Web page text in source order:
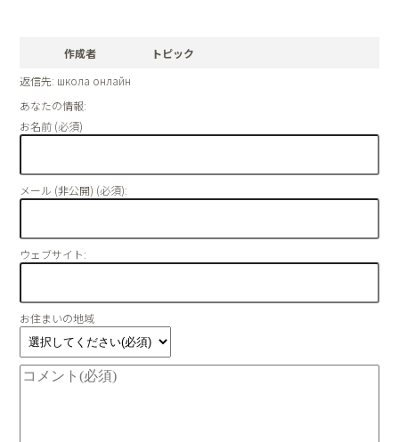
作成者
トピック
返信先: школа онлайн
あなたの情報:
お名前 (必須)
メール (非公開) (必須):
ウェブサイト:
お住まいの地域